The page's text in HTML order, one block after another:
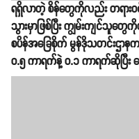
ရရှိလာတဲ့ စိန်တွေကိုလည်း တရား
သွားမှာဖြစ်ပြီး ကျွမ်းကျင်သူ
စပိန်အခြေစိုက် မွန်ဒိုသတင်းဌာန
၀.၅ ကာရက်နဲ့ ၀.၁ ကာရက်ဆိုပြီး ရေ